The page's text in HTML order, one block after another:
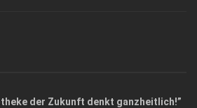
der Zukunft denkt ganzheitlich!”